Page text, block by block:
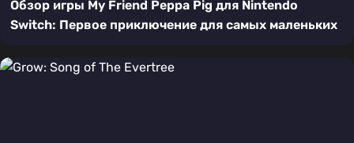
Обзор игры My Friend Peppa Pig для Nintendo
Switch: Первое приключение для самых маленьких